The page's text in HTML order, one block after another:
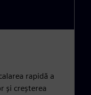
rapidă a
și creșterea